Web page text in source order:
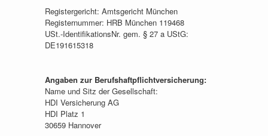
Registergericht: Amtsgericht München
Registernummer: HRB München 119468
USt.-IdentifikationsNr. gem. § 27 a UStG:
DE191615318
Angaben zur Berufshaftpflichtversicherung:
Name und Sitz der Gesellschaft:
HDI Versicherung AG
HDI Platz 1
30659 Hannover